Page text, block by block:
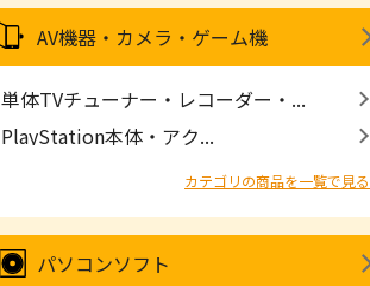
AV機器・カメラ・ゲーム機
単体TVチューナー・レコーダー・...
PlayStation本体・アク...
カテゴリの商品を一覧で見る
パソコンソフト